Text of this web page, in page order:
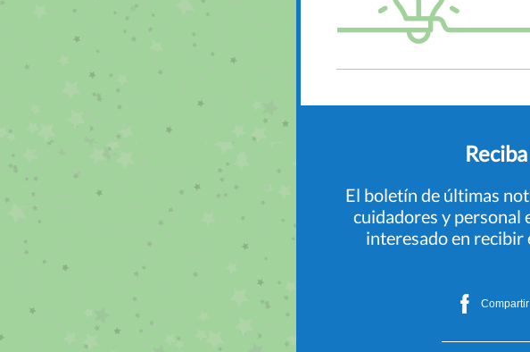
El boletín de últimas
cuidadores y personal
interesado en recibir